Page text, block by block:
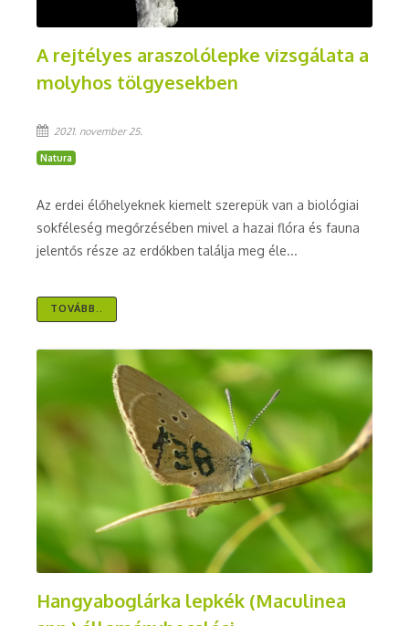
A rejtélyes araszolólepke vizsgálata a
molyhos tölgyesekben
2021. november 25.
Natura
Az erdei élőhelyeknek kiemelt szerepük van a biológiai
sokféleség megőrzésében mivel a hazai flóra és fauna
jelentős része az erdőkben találja meg éle...
TOVÁBB..
Hangyaboglárka lepkék (Maculinea